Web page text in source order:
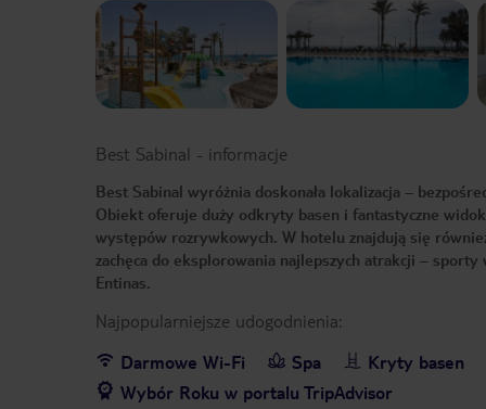
Previous slide
Best Sabinal - informacje
Best Sabinal wyróżnia doskonała lokalizacja –
Obiekt oferuje duży odkryty basen i fantastyczne
występów rozrywkowych. W hotelu znajdują się
zachęca do eksplorowania najlepszych atrakcji –
Entinas.
Najpopularniejsze udogodnienia:
Darmowe Wi-Fi
Spa Kryty basen
Wybór Roku w portalu TripAdvisor